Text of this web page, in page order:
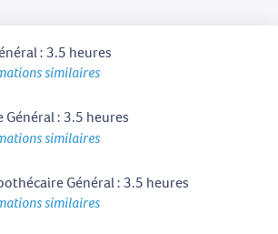
: 3.5 heures
similaires
Général : 3.5 heures
similaires
Général : 3.5 heures
similaires